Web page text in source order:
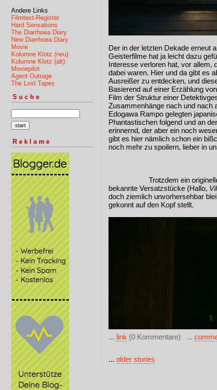
Andere Links
Filmtext-Register
Hard Sensations
The Diarrhoea Diary
New Diarrhoea Diary
Movie
Kolumne Klotz (neu)
Kolumne Klotz (alt)
Moviepilot
Agent Outrage
The Lost Tapes
Suche
Reklame
Der in der letzten Dekade erneut
Geisterfilme hat ja leicht dazu
Interesse verloren hat, vor allem,
dabei waren. Hier und da gibt es
Ausreißer zu entdecken, und
Basierend auf einer Erzählung
Film der Struktur einer
Zusammenhänge nach und nach
Edogawa Rampo gelegten
Phantastischen folgend und an
erinnernd, der aber ein noch
gibt es hier nämlich schon ein
noch mehr zu spoilern, lieber in
Trotzdem ein
bekannte Versatzstücke (Hallo,
doch ziemlich unvorhersehbar
gekonnt auf den Kopf stellt.
... link (0 Kommentare) ...
... older stories